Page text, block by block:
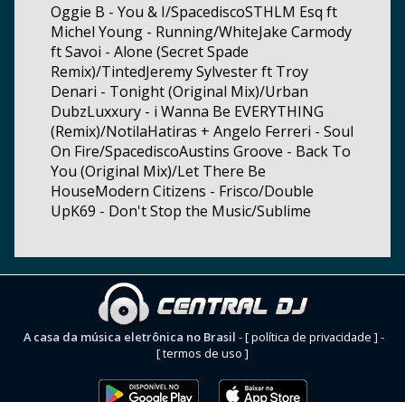
Oggie B - You & I/SpacediscoSTHLM Esq ft
Michel Young - Running/WhiteJake Carmody
ft Savoi - Alone (Secret Spade
Remix)/TintedJeremy Sylvester ft Troy
Denari - Tonight (Original Mix)/Urban
DubzLuxxury - i Wanna Be EVERYTHING
(Remix)/NotilaHatiras + Angelo Ferreri - Soul
On Fire/SpacediscoAustins Groove - Back To
You (Original Mix)/Let There Be
HouseModern Citizens - Frisco/Double
UpK69 - Don't Stop the Music/Sublime
A casa da música eletrônica no Brasil -[ política de privacidade ] -
[ termos de uso ]